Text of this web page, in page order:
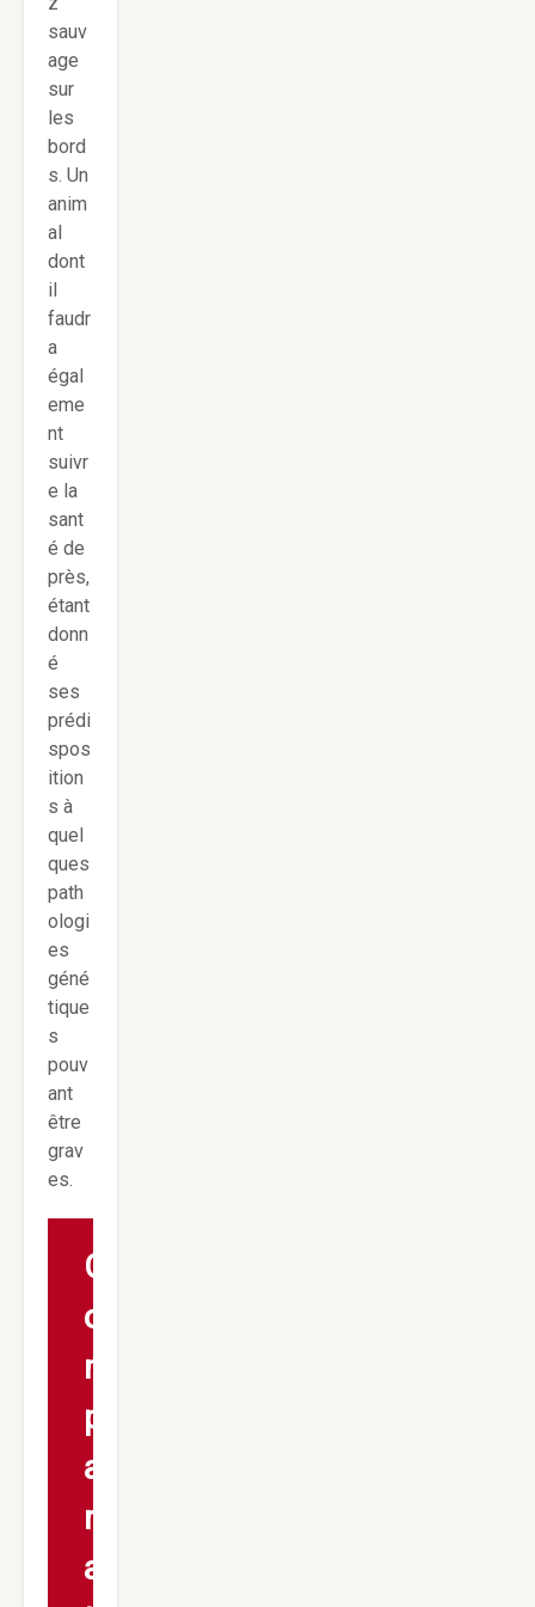
sauv
age
sur
les
bord
s. Un
anim
al
dont
il
faudr
a
égal
eme
nt
suivr
e la
sant
é de
près,
étant
donn
é
ses
prédi
spos
ition
s à
quel
ques
path
ologi
es
géné
tique
s
pouv
ant
être
grav
es.
C
o
m
p
a
r
a